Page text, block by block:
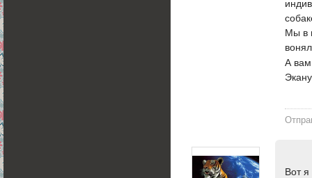
Мы в
А вам
Вот я